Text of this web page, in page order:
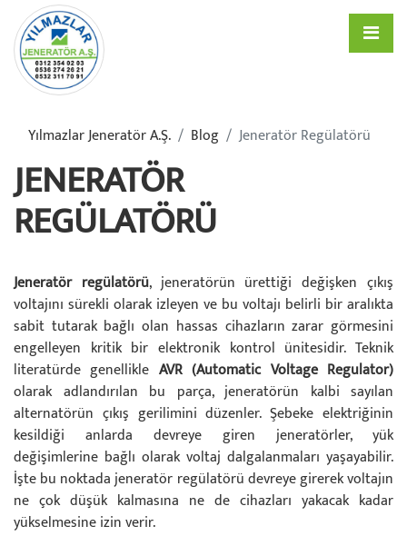
Yılmazlar Jeneratör A.ş. Blog Jeneratör Regülatörü
JENERATÖR
REGÜLATÖRÜ
Jeneratör regülatörü, jeneratörün ürettiği değişken çıkış
voltajını sürekli olarak izleyen ve bu voltajı belirli bir aralıkta
sabit tutarak bağlı olan hassas cihazların zarar görmesini
engelleyen kritik bir elektronik kontrol ünitesidir. Teknik
literatürde genellikle AVR (Automatic Voltage Regulator)
olarak adlandırılan bu parça, jeneratörün kalbi sayılan
alternatörün çıkış gerilimini düzenler. Şebeke elektriğinin
kesildiği anlarda devreye giren jeneratörler, yük
değişimlerine bağlı olarak voltaj dalgalanmaları yaşayabilir.
İşte bu noktada jeneratör regülatörü devreye girerek voltajın
ne çok düşük kalmasına ne de cihazları yakacak kadar
yükselmesine izin verir.